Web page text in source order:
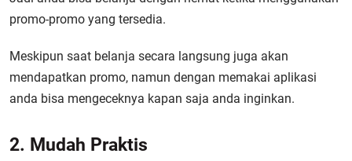
promo-promo yang tersedia.
Meskipun saat belanja secara langsung juga akan
mendapatkan promo, namun dengan memakai aplikasi
anda bisa mengeceknya kapan saja anda inginkan.
2. Mudah Praktis